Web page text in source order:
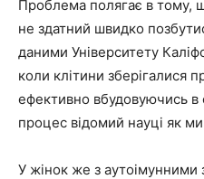
Проблема полягає в тому,
не здатний швидко
даними Університету
коли клітини зберігалися
ефективно вбудовуючись в
процес відомий науці як
У жінок же з аутоімунними